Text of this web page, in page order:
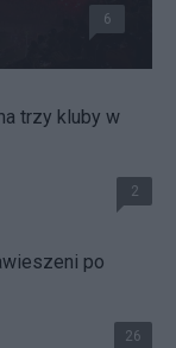
6
trzy kluby w
2
po
26